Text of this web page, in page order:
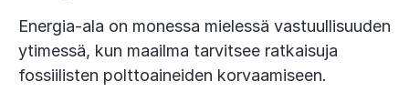
Energia-ala on monessa mielessä vastuullisuuden
ytimessä, kun maailma tarvitsee ratkaisuja
fossiilisten polttoaineiden korvaamiseen.